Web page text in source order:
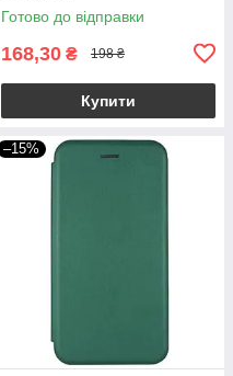
Готово до відправки
168,30 ₴ 198 ₴
Купити
–15%